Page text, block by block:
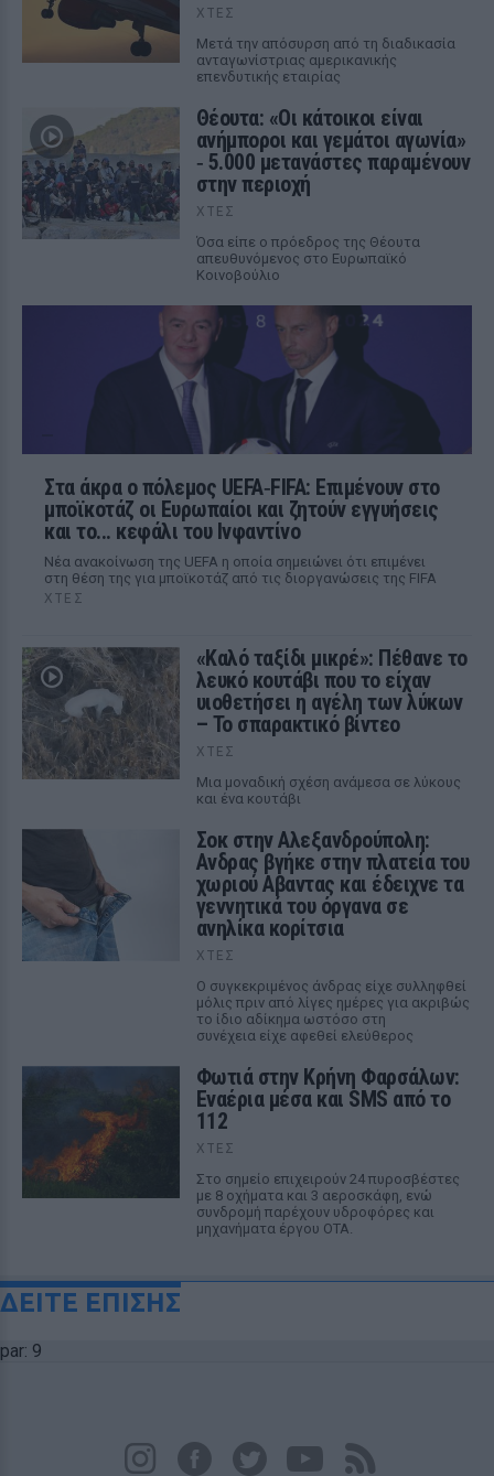
ΧΤΕΣ
Μετά την απόσυρση από τη διαδικασία
ανταγωνίστριας αμερικανικής
επενδυτικής εταιρίας
Θέουτα: «Οι κάτοικοι είναι
ανήμποροι και γεμάτοι αγωνία»
‑ 5.000 μετανάστες παραμένουν
στην περιοχή
ΧΤΕΣ
Όσα είπε ο πρόεδρος της Θέουτα
απευθυνόμενος στο Ευρωπαϊκό
Κοινοβούλιο
Στα άκρα ο πόλεμος UEFA‑FIFA: Επιμένουν στο
μποϊκοτάζ οι Ευρωπαίοι και ζητούν εγγυήσεις
και το... κεφάλι του Ινφαντίνο
Νέα ανακοίνωση της UEFA η οποία σημειώνει ότι επιμένει
στη θέση της για μποϊκοτάζ από τις διοργανώσεις της FIFA
ΧΤΕΣ
«Καλό ταξίδι μικρέ»: Πέθανε το
λευκό κουτάβι που το είχαν
υιοθετήσει η αγέλη των λύκων
– Το σπαρακτικό βίντεο
ΧΤΕΣ
Μια μοναδική σχέση ανάμεσα σε λύκους
και ένα κουτάβι
Σοκ στην Αλεξανδρούπολη:
Ανδρας βγήκε στην πλατεία του
χωριού Αβαντας και έδειχνε τα
γεννητικά του όργανα σε
ανηλίκα κορίτσια
ΧΤΕΣ
Ο συγκεκριμένος άνδρας είχε συλληφθεί
μόλις πριν από λίγες ημέρες για ακριβώς
το ίδιο αδίκημα ωστόσο στη
συνέχεια είχε αφεθεί ελεύθερος
Φωτιά στην Κρήνη Φαρσάλων:
Εναέρια μέσα και SMS από το
112
ΧΤΕΣ
Στο σημείο επιχειρούν 24 πυροσβέστες
με 8 οχήματα και 3 αεροσκάφη, ενώ
συνδρομή παρέχουν υδροφόρες και
μηχανήματα έργου ΟΤΑ.
ΔΕΙΤΕ ΕΠΙΣΗΣ
par: 9